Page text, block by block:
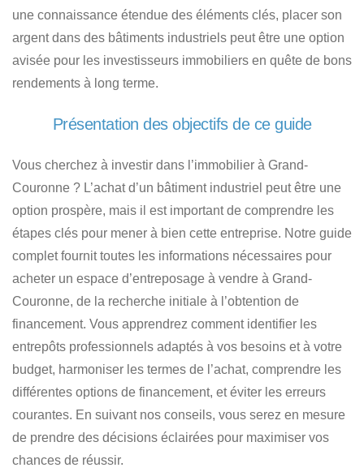
une connaissance étendue des éléments clés, placer son
argent dans des bâtiments industriels peut être une option
avisée pour les investisseurs immobiliers en quête de bons
rendements à long terme.
Présentation des objectifs de ce guide
Vous cherchez à investir dans l’immobilier à Grand-
Couronne ? L’achat d’un bâtiment industriel peut être une
option prospère, mais il est important de comprendre les
étapes clés pour mener à bien cette entreprise. Notre guide
complet fournit toutes les informations nécessaires pour
acheter un espace d’entreposage à vendre à Grand-
Couronne, de la recherche initiale à l’obtention de
financement. Vous apprendrez comment identifier les
entrepôts professionnels adaptés à vos besoins et à votre
budget, harmoniser les termes de l’achat, comprendre les
différentes options de financement, et éviter les erreurs
courantes. En suivant nos conseils, vous serez en mesure
de prendre des décisions éclairées pour maximiser vos
chances de réussir.